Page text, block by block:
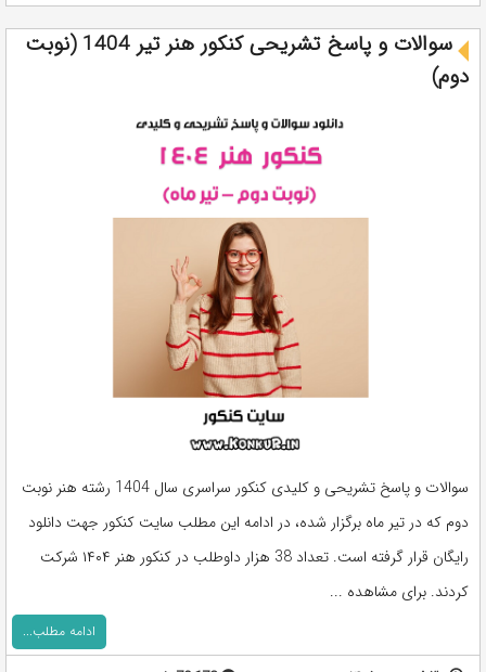
سوالات و پاسخ تشریحی کنکور هنر تیر 1404 (نوبت
دوم)
سوالات و پاسخ تشریحی و کلیدی کنکور سراسری سال 1404 رشته هنر نوبت
دوم که در تیر ماه برگزار شده، در ادامه این مطلب سایت کنکور جهت دانلود
رایگان قرار گرفته است. تعداد 38 هزار داوطلب در کنکور هنر ۱۴۰۴ شرکت
کردند. برای مشاهده ...
ادامه مطلب...